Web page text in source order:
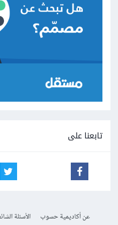
تابعنا على
عن أكاديمية حسوب الأسئلة